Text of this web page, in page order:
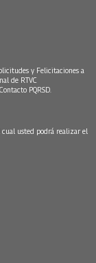
y Felicitaciones a
de RTVC
Contacto PQRSD.
cual usted podrá realizar el